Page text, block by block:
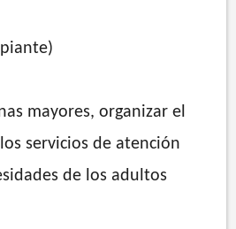
mayores, organizar el
servicios de atención
de los adultos